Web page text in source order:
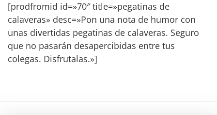
[prodfromid id=»70″ title=»pegatinas de
calaveras» desc=»Pon una nota de humor con
unas divertidas pegatinas de calaveras. Seguro
que no pasarán desapercibidas entre tus
colegas. Disfrutalas.»]